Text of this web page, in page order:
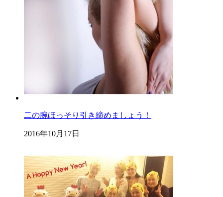
二の腕ほっそり引き締めましょう！
2016年10月17日